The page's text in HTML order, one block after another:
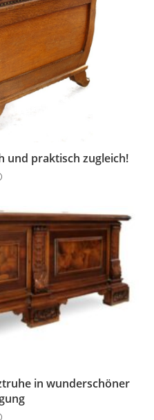
und praktisch zugleich!
in wunderschöner